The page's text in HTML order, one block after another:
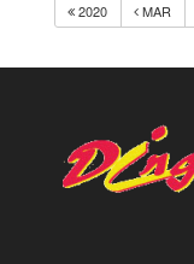
2020 MAR